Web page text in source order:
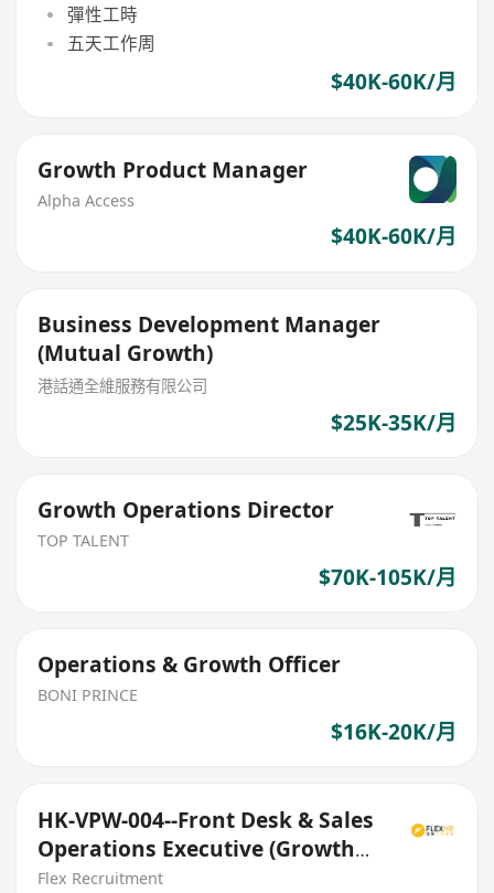
彈性工時
五天工作周
$40K-60K/月
Growth Product Manager
Alpha Access
$40K-60K/月
Business Development Manager
(Mutual Growth)
港話通全維服務有限公司
$25K-35K/月
Growth Operations Director
TOP TALENT
$70K-105K/月
Operations & Growth Officer
BONI PRINCE
$16K-20K/月
HK-VPW-004--Front Desk & Sales
Operations Executive (Growth
Focus)
Flex Recruitment